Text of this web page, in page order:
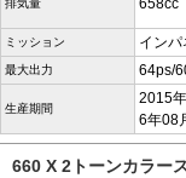
排気量 658cc
ミッション イン
最大出力 64ps/
生産期間
2015
6年08
660 X 2トーンカラー